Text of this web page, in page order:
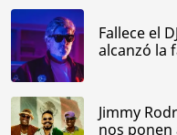
Fallece el
alcanzó la
Jimmy
nos ponen